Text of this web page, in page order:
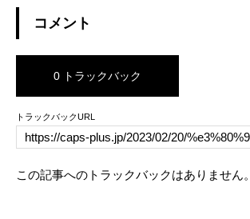
コメント
0 トラックバック
トラックバックURL
この記事へのトラックバックはありません。